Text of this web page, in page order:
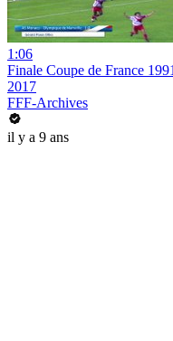
1:06
Finale Coupe de France
2017
FFF-Archives
il y a 9 ans